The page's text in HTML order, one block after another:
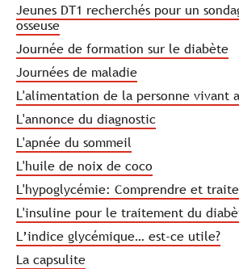
Jeunes DT1 recherchés pour un
osseuse
Journée de formation sur le diabète
Journées de maladie
L'alimentation de la personne vivant
L'annonce du diagnostic
L'apnée du sommeil
L'huile de noix de coco
L'hypoglycémie: Comprendre et
L'insuline pour le traitement du
L’indice glycémique… est-ce utile?
La capsulite